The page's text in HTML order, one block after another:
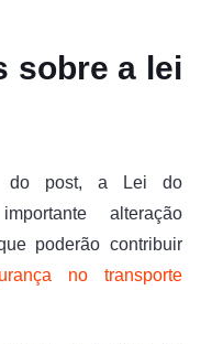
sobre a lei
do post, a Lei do
alteração
poderão contribuir
no transporte